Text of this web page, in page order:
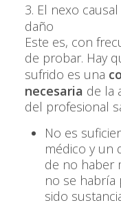
3. El nexo
daño
Este es, con
de probar. Hay
sufrido es una
necesaria de la
del profesional
No es
médico y un
de no haber
no se habría
sido